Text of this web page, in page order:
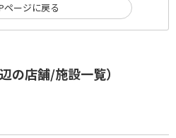
の店舗/施設一覧）
ページに戻る